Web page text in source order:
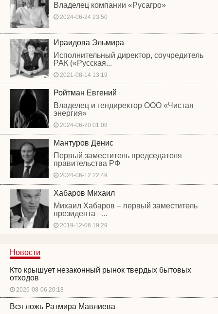
Владелец компании «Русагро»
2024-06-24 23:50
Ираидова Эльмира
Исполнительный директор, соучредитель
РАК («Русская...
2021-08-14 13:19
Ройтман Евгений
Владелец и гендиректор ООО «Чистая
энергия»
2024-06-20 01:08
Мантуров Денис
Первый заместитель председателя
правительства РФ
2024-06-12 22:49
Хабаров Михаил
Михаил Хабаров – первый заместитель
президента –...
2019-12-06 19:29
Новости
Кто крышует незаконный рынок твердых бытовых
отходов
2026-08-06 20:18
Вся ложь Ратмира Мавлиева